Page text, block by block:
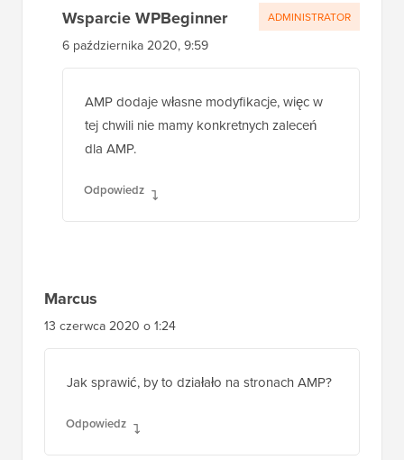
Wsparcie WPBeginner
6 października 2020, 9:59
AMP dodaje własne modyfikacje, więc w
tej chwili nie mamy konkretnych zaleceń
dla AMP.
Odpowiedz
ADMINISTRATOR
Marcus
13 czerwca 2020 o 1:24
Jak sprawić, by to działało na stronach AMP?
Odpowiedz